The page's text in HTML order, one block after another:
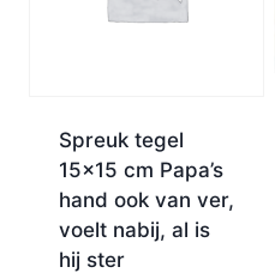
Spreuk tegel
15×15 cm Papa’s
hand ook van ver,
voelt nabij, al is
hij ster